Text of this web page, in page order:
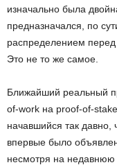
изначально была
предназначался, по
распределением
Это не то же самое.
Ближайший реальный
of-work на proof-of-
начавшийся так
впервые было
несмотря на недавнюю